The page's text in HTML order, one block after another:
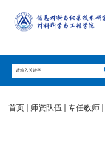
首页 师资队伍 专任教师